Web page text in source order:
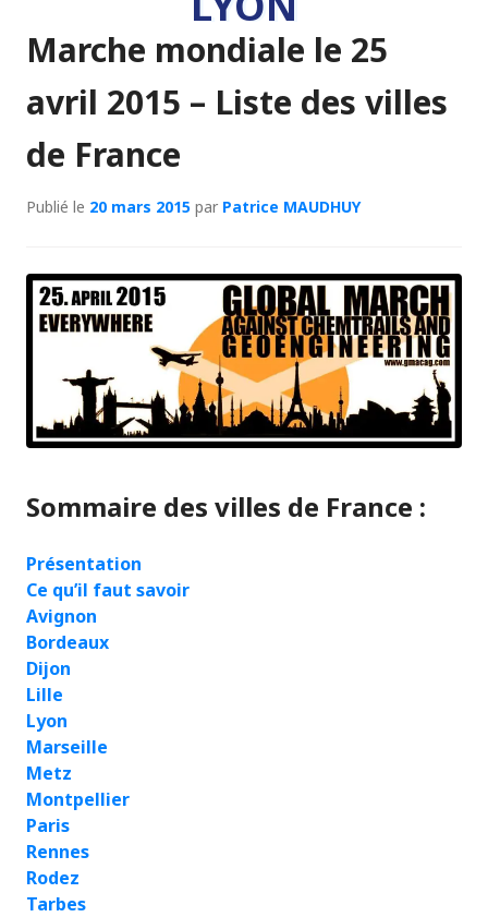
Marche mondiale le 25
avril 2015 – Liste des villes
de France
Publié le 20 mars 2015 par Patrice MAUDHUY
Sommaire des villes de France :
Présentation
Ce qu’il faut savoir
Avignon
Bordeaux
Dijon
Lille
Lyon
Marseille
Metz
Montpellier
Paris
Rennes
Rodez
Tarbes